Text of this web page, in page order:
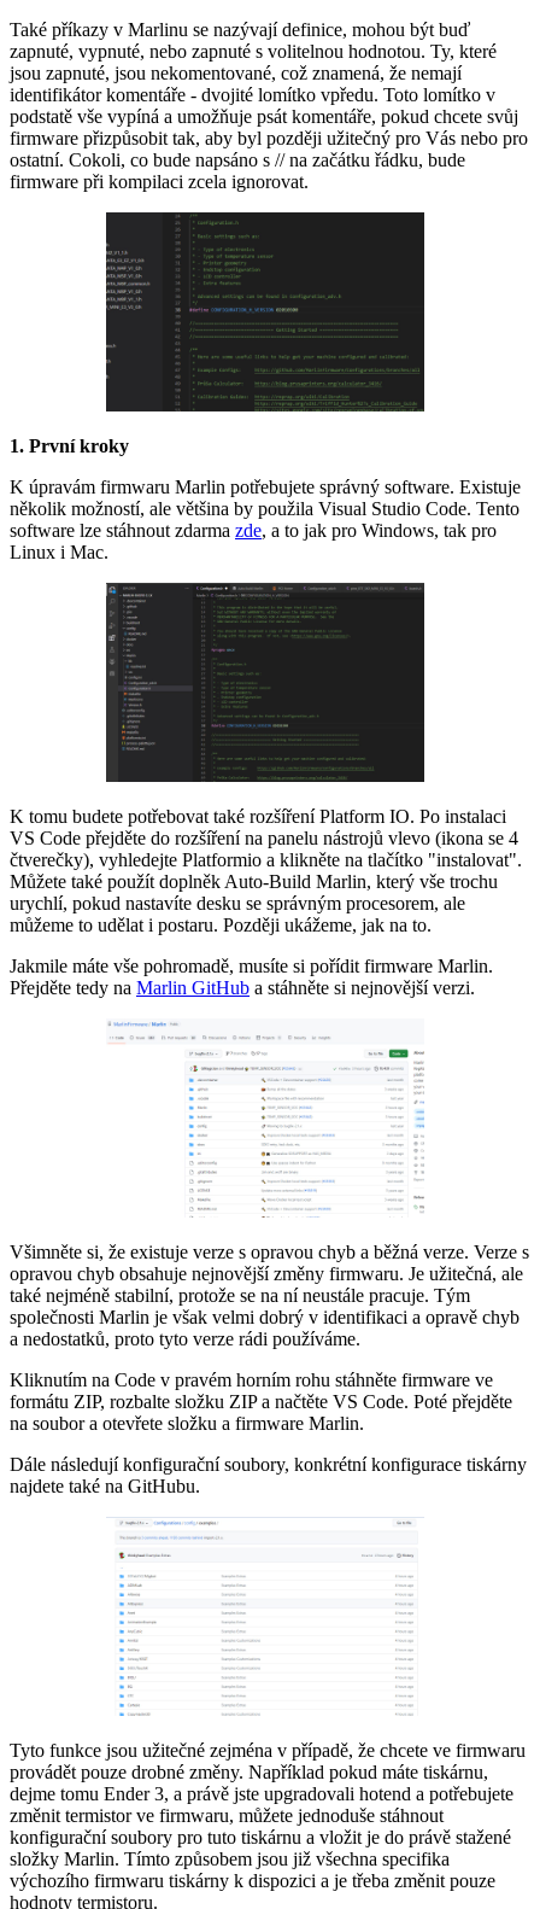
Také příkazy v Marlinu se nazývají definice, mohou být buď
zapnuté, vypnuté, nebo zapnuté s volitelnou hodnotou. Ty, které
jsou zapnuté, jsou nekomentované, což znamená, že nemají
identifikátor komentáře - dvojité lomítko vpředu. Toto lomítko v
podstatě vše vypíná a umožňuje psát komentáře, pokud chcete svůj
firmware přizpůsobit tak, aby byl později užitečný pro Vás nebo pro
ostatní. Cokoli, co bude napsáno s // na začátku řádku, bude
firmware při kompilaci zcela ignorovat.
1. První kroky
K úpravám firmwaru Marlin potřebujete správný software. Existuje
několik možností, ale většina by použila Visual Studio Code. Tento
software lze stáhnout zdarma zde, a to jak pro Windows, tak pro
Linux i Mac.
K tomu budete potřebovat také rozšíření Platform IO. Po instalaci
VS Code přejděte do rozšíření na panelu nástrojů vlevo (ikona se 4
čtverečky), vyhledejte Platformio a klikněte na tlačítko "instalovat".
Můžete také použít doplněk Auto-Build Marlin, který vše trochu
urychlí, pokud nastavíte desku se správným procesorem, ale
můžeme to udělat i postaru. Později ukážeme, jak na to.
Jakmile máte vše pohromadě, musíte si pořídit firmware Marlin.
Přejděte tedy na Marlin GitHub a stáhněte si nejnovější verzi.
Všimněte si, že existuje verze s opravou chyb a běžná verze. Verze s
opravou chyb obsahuje nejnovější změny firmwaru. Je užitečná, ale
také nejméně stabilní, protože se na ní neustále pracuje. Tým
společnosti Marlin je však velmi dobrý v identifikaci a opravě chyb
a nedostatků, proto tyto verze rádi používáme.
Kliknutím na Code v pravém horním rohu stáhněte firmware ve
formátu ZIP, rozbalte složku ZIP a načtěte VS Code. Poté přejděte
na soubor a otevřete složku a firmware Marlin.
Dále následují konfigurační soubory, konkrétní konfigurace tiskárny
najdete také na GitHubu.
Tyto funkce jsou užitečné zejména v případě, že chcete ve firmwaru
provádět pouze drobné změny. Například pokud máte tiskárnu,
dejme tomu Ender 3, a právě jste upgradovali hotend a potřebujete
změnit termistor ve firmwaru, můžete jednoduše stáhnout
konfigurační soubory pro tuto tiskárnu a vložit je do právě stažené
složky Marlin. Tímto způsobem jsou již všechna specifika
výchozího firmwaru tiskárny k dispozici a je třeba změnit pouze
hodnoty termistoru.